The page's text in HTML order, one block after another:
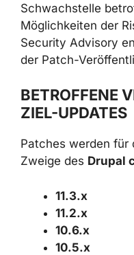
Schwachstelle
Möglichkeiten der
Security Advisory
der Patch-
BETROFFENE
ZIEL-UPDATES
Patches werden für
Zweige des Drupal
11.3.x
11.2.x
10.6.x
10.5.x